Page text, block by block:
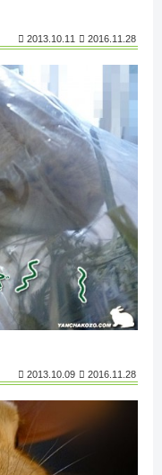
2013.10.11 2016.11.28
2013.10.09 2016.11.28